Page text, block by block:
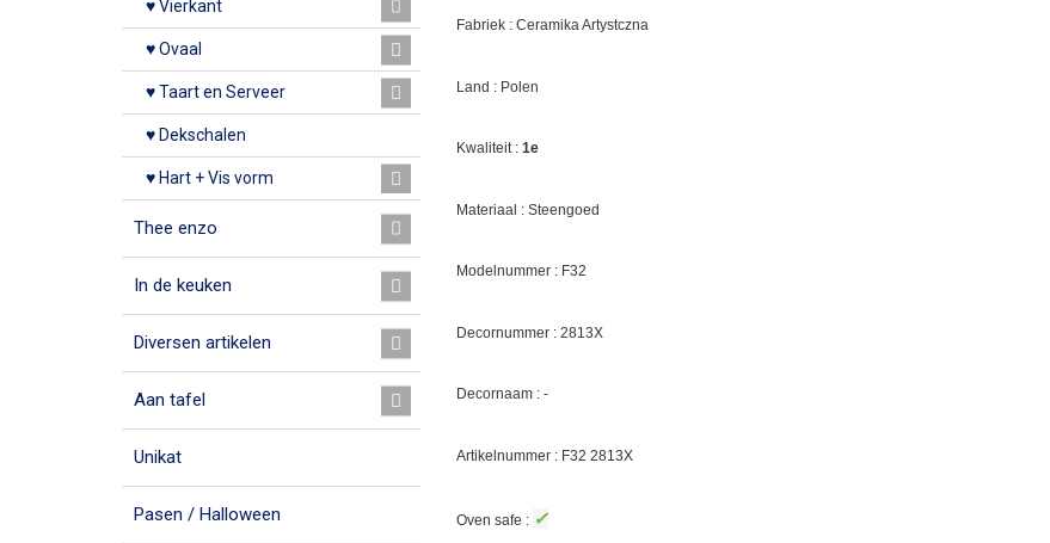
♥ Vierkant
♥ Ovaal
♥ Taart en Serveer
♥ Dekschalen
♥ Hart + Vis vorm
Thee enzo
In de keuken
Diversen artikelen
Aan tafel
Unikat
Pasen / Halloween
Fabriek : Ceramika Artystczna
Land : Polen
Kwaliteit : 1e
Materiaal : Steengoed
Modelnummer : F32
Decornummer : 2813X
Decornaam : -
Artikelnummer : F32 2813X
Oven safe : ✓